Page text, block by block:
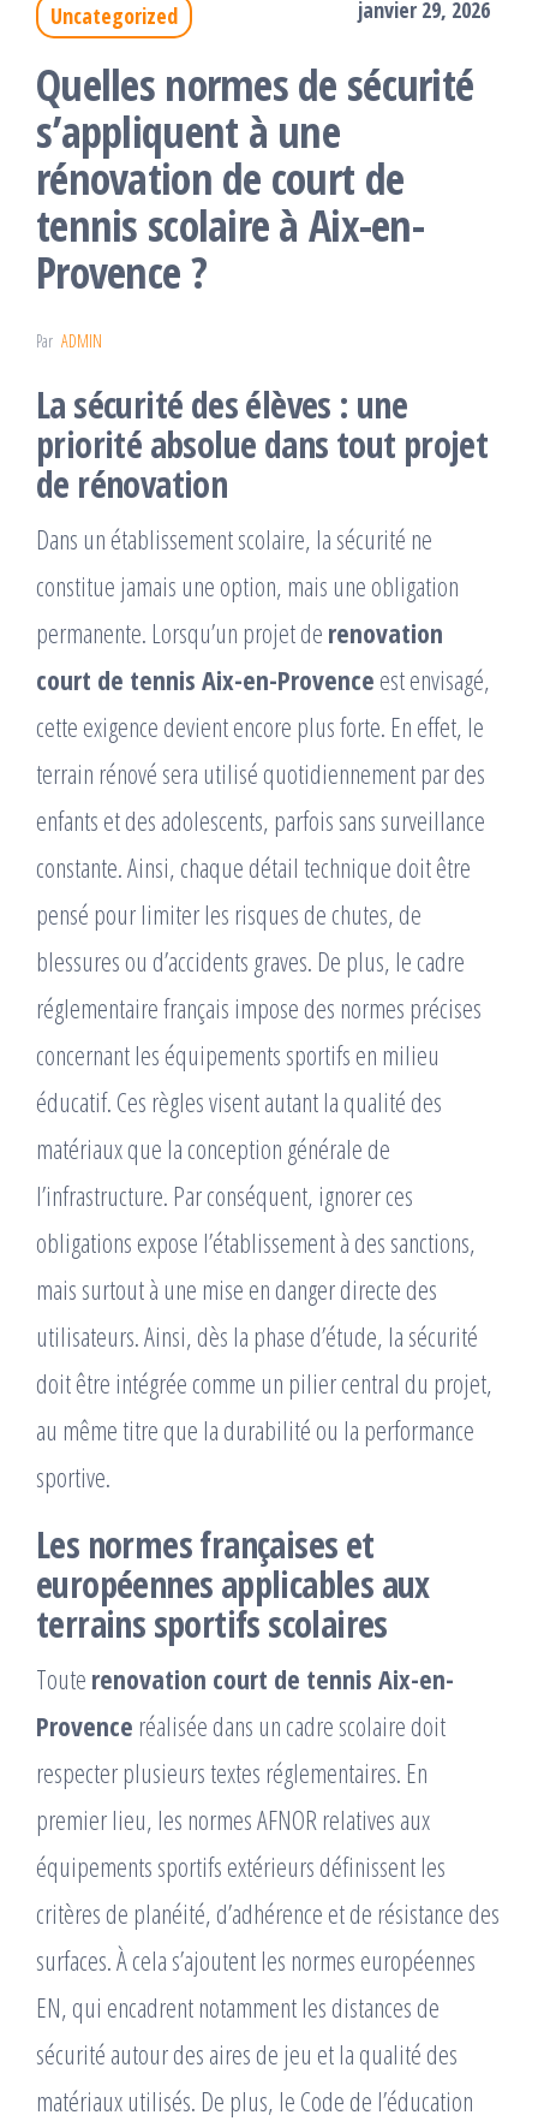
Uncategorized janvier 29, 2026
Quelles normes de sécurité
s’appliquent à une
rénovation de court de
tennis scolaire à Aix-en-
Provence ?
Par ADMIN
La sécurité des élèves : une
priorité absolue dans tout projet
de rénovation
Dans un établissement scolaire, la sécurité ne
constitue jamais une option, mais une obligation
permanente. Lorsqu’un projet de renovation
court de tennis Aix-en-Provence est envisagé,
cette exigence devient encore plus forte. En effet, le
terrain rénové sera utilisé quotidiennement par des
enfants et des adolescents, parfois sans surveillance
constante. Ainsi, chaque détail technique doit être
pensé pour limiter les risques de chutes, de
blessures ou d’accidents graves. De plus, le cadre
réglementaire français impose des normes précises
concernant les équipements sportifs en milieu
éducatif. Ces règles visent autant la qualité des
matériaux que la conception générale de
l’infrastructure. Par conséquent, ignorer ces
obligations expose l’établissement à des sanctions,
mais surtout à une mise en danger directe des
utilisateurs. Ainsi, dès la phase d’étude, la sécurité
doit être intégrée comme un pilier central du projet,
au même titre que la durabilité ou la performance
sportive.
Les normes françaises et
européennes applicables aux
terrains sportifs scolaires
Toute renovation court de tennis Aix-en-
Provence réalisée dans un cadre scolaire doit
respecter plusieurs textes réglementaires. En
premier lieu, les normes AFNOR relatives aux
équipements sportifs extérieurs définissent les
critères de planéité, d’adhérence et de résistance des
surfaces. À cela s’ajoutent les normes européennes
EN, qui encadrent notamment les distances de
sécurité autour des aires de jeu et la qualité des
matériaux utilisés. De plus, le Code de l’éducation